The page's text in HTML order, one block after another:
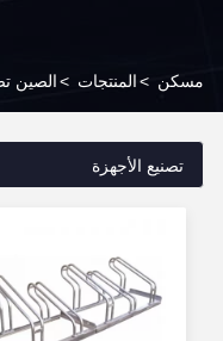
مسكن >المنتجات >الصين
تصنيع الأجهزة